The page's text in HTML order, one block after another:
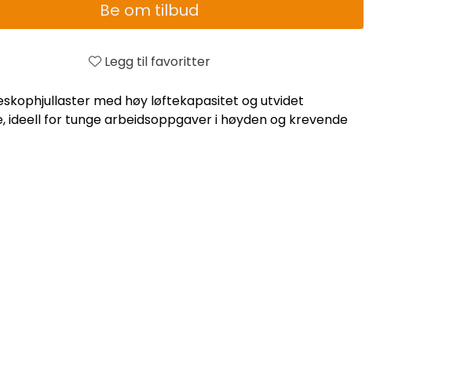
Be om tilbud
Legg til favoritter
med høy løftekapasitet og utvidet
ideell for tunge arbeidsoppgaver i høyden og krevende